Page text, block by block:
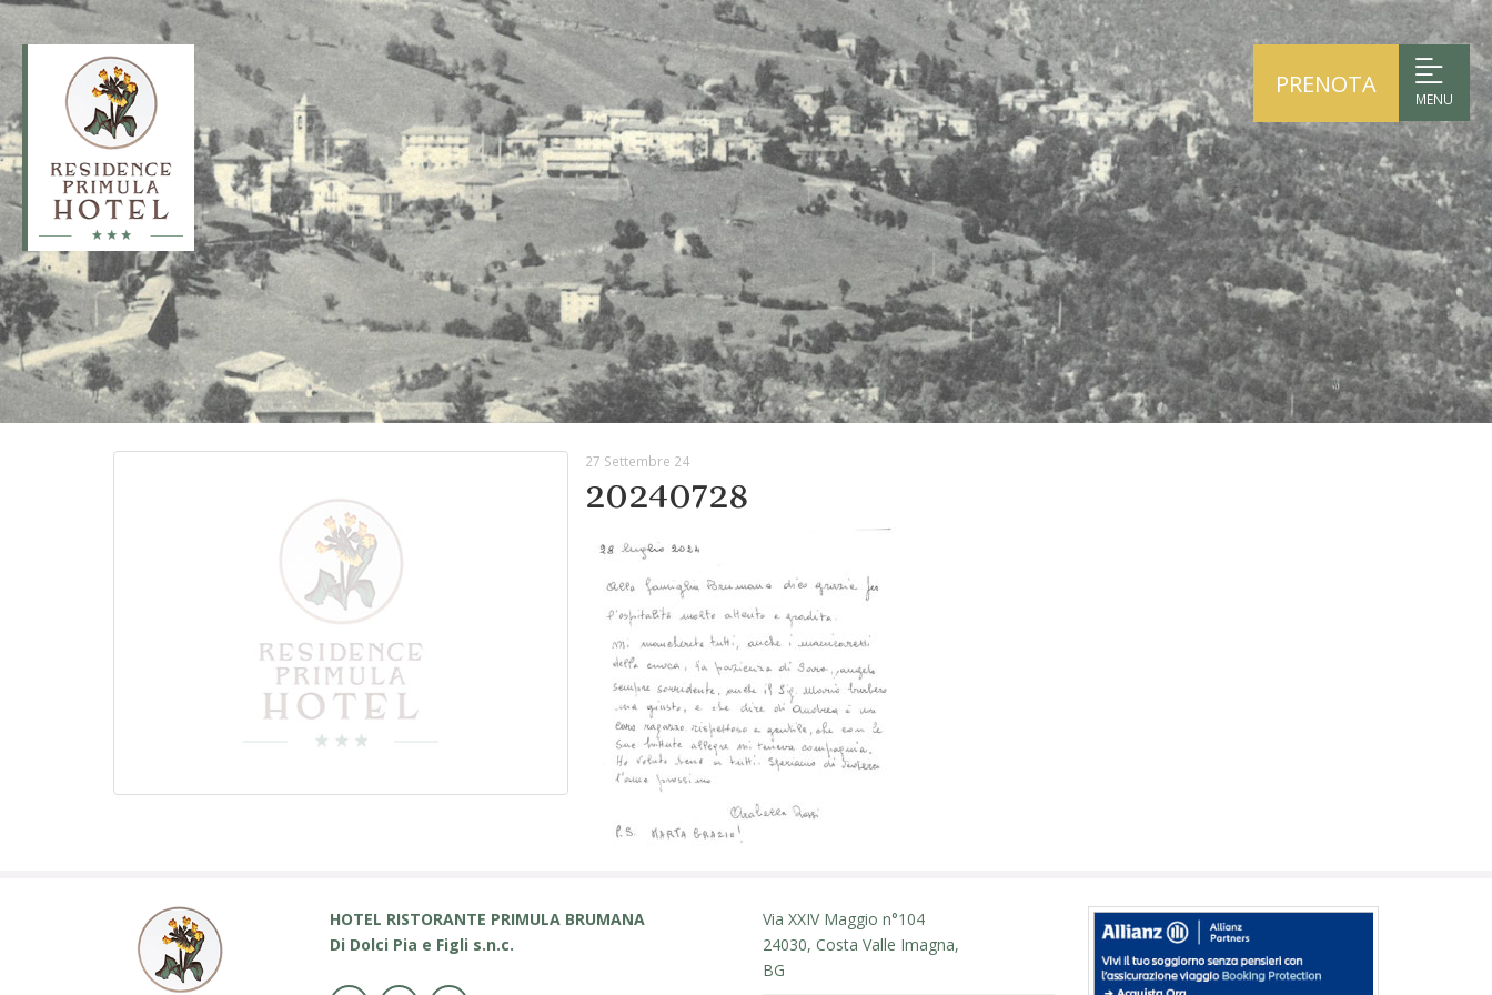
MENU
PRENOTA
27 Settembre 24
20240728
HOTEL RISTORANTE PRIMULA BRUMANA
Di Dolci Pia e Figli s.n.c.
Via XXIV Maggio n°104
24030, Costa Valle Imagna,
BG